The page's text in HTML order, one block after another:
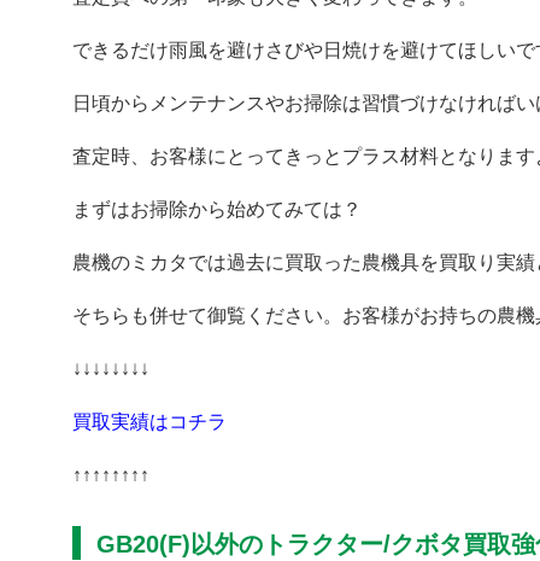
できるだけ雨風を避けさびや日焼けを避けてほしいで
日頃からメンテナンスやお掃除は習慣づけなければ
査定時、お客様にとってきっとプラス材料となります
まずはお掃除から始めてみては？
農機のミカタでは過去に買取った農機具を買取り実
そちらも併せて御覧ください。お客様がお持ちの農
↓↓↓↓↓↓↓↓
買取実績はコチラ
↑↑↑↑↑↑↑↑
GB20(F)以外のトラクター/クボタ買取